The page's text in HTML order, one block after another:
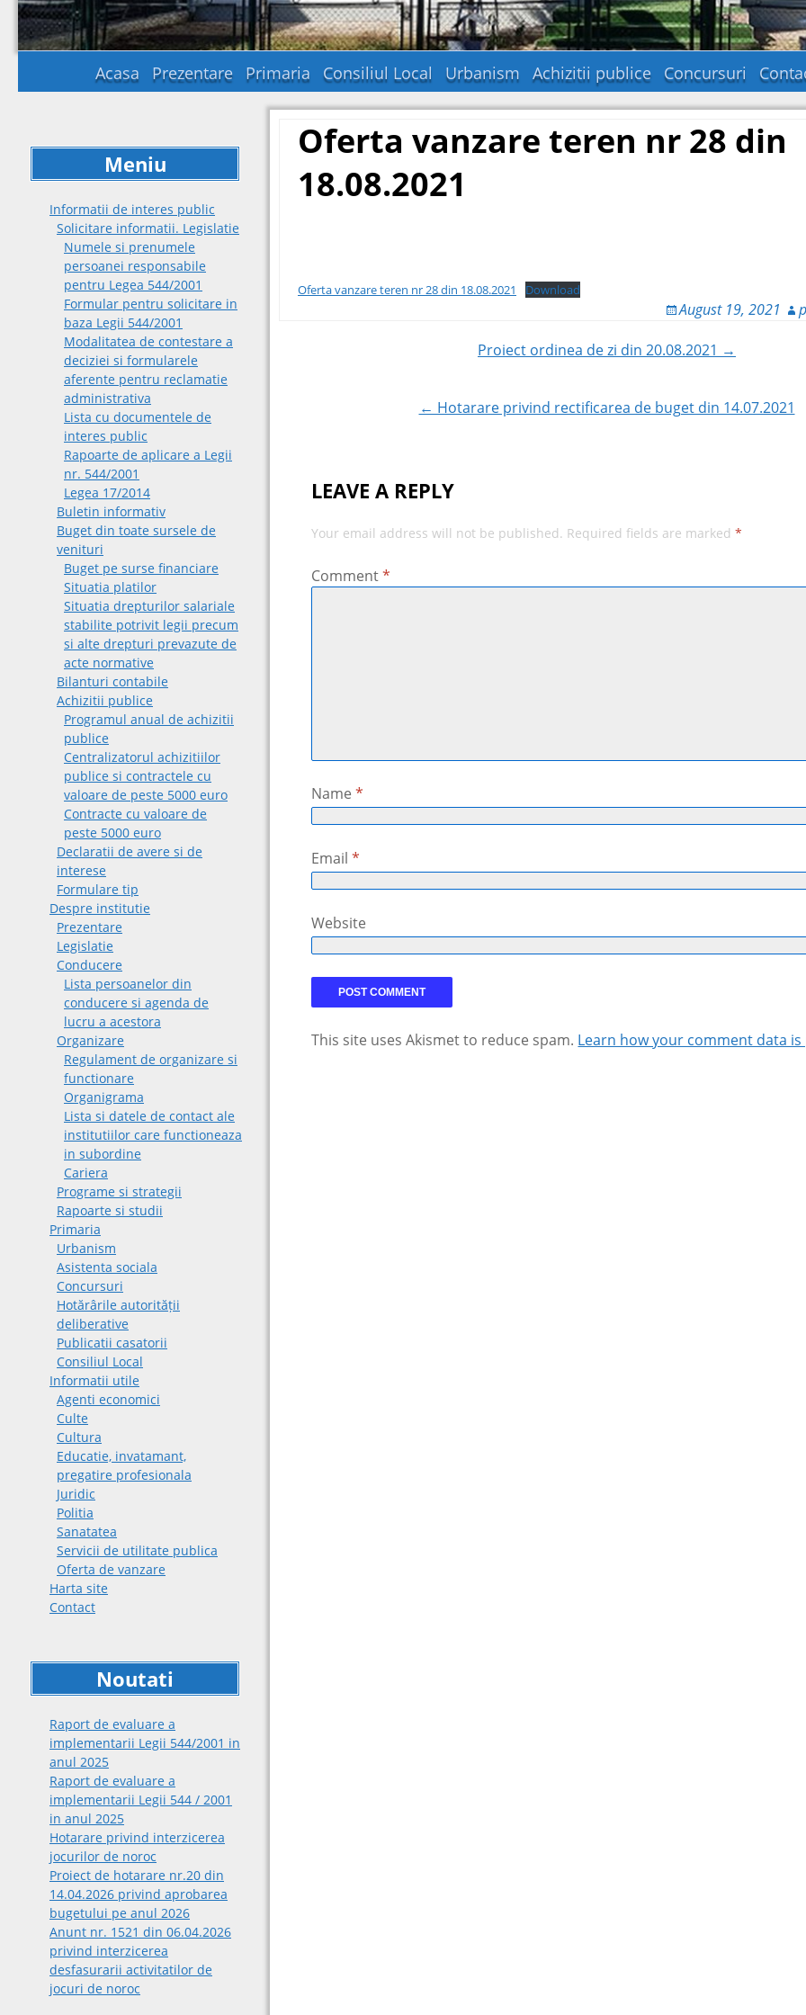
Acasa Prezentare Primaria Consiliul Local Urbanism Achizitii publice Concursuri
Meniu
Informatii de interes public
Solicitare informatii. Legislatie
Numele si prenumele
persoanei responsabile
pentru Legea 544/2001
Formular pentru solicitare in
baza Legii 544/2001
Modalitatea de contestare a
deciziei si formularele
aferente pentru reclamatie
administrativa
Lista cu documentele de
interes public
Rapoarte de aplicare a Legii
nr. 544/2001
Legea 17/2014
Buletin informativ
Buget din toate sursele de
venituri
Buget pe surse financiare
Situatia platilor
Situatia drepturilor salariale
stabilite potrivit legii precum
si alte drepturi prevazute de
acte normative
Bilanturi contabile
Achizitii publice
Programul anual de achizitii
publice
Centralizatorul achizitiilor
publice si contractele cu
valoare de peste 5000 euro
Contracte cu valoare de
peste 5000 euro
Declaratii de avere si de
interese
Formulare tip
Despre institutie
Prezentare
Legislatie
Conducere
Lista persoanelor din
conducere si agenda de
lucru a acestora
Organizare
Regulament de organizare si
functionare
Organigrama
Lista si datele de contact ale
institutiilor care functioneaza
in subordine
Cariera
Programe si strategii
Rapoarte si studii
Primaria
Urbanism
Asistenta sociala
Concursuri
Hotărârile autorității
deliberative
Publicatii casatorii
Consiliul Local
Informatii utile
Agenti economici
Culte
Cultura
Educatie, invatamant,
pregatire profesionala
Juridic
Politia
Sanatatea
Servicii de utilitate publica
Oferta de vanzare
Harta site
Contact
Noutati
Raport de evaluare a
implementarii Legii 544/2001 in
anul 2025
Raport de evaluare a
implementarii Legii 544 / 2001
in anul 2025
Hotarare privind interzicerea
jocurilor de noroc
Proiect de hotarare nr.20 din
14.04.2026 privind aprobarea
bugetului pe anul 2026
Anunt nr. 1521 din 06.04.2026
privind interzicerea
desfasurarii activitatilor de
jocuri de noroc
Oferta vanzare teren nr 28 din
18.08.2021
Oferta vanzare teren nr 28 din 18.08.2021 Download
August 19, 2021
navigation
Proiect ordinea de zi din 20.08.2021 →
← Hotarare privind rectificarea de buget din 14.07.2021
LEAVE A REPLY
Your email address will not be published. Required fields are marked*
Comment*
Name*
Email*
Website
This site uses Akismet to reduce spam. Learn how your comment data is